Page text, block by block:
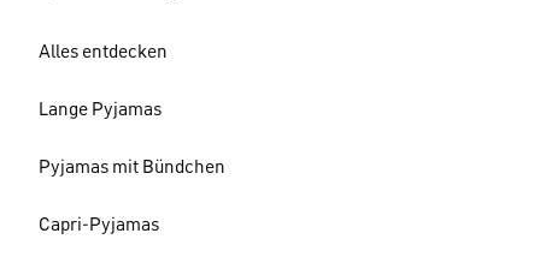
Alles entdecken
Lange Pyjamas
Pyjamas mit Bündchen
Capri-Pyjamas